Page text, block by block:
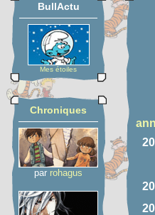
BullActu
Mes étoiles
Chroniques
par rohagus